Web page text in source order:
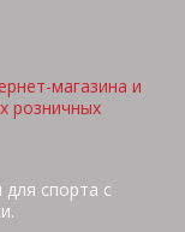
магазина и
розничных
спорта с